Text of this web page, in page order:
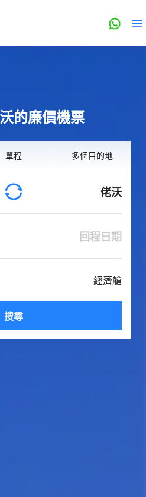
的廉價機票
單程 多個目的地
佬沃
回程日期
經濟艙
搜尋